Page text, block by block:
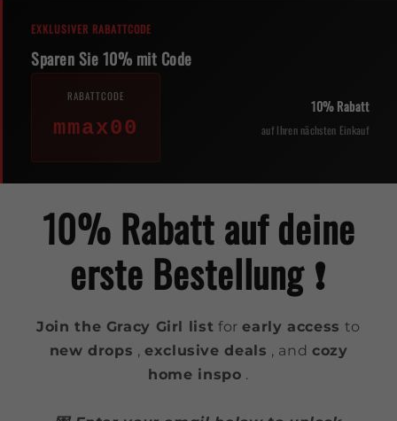
EXKLUSIVER RABATTCODE
Sparen Sie 10% mit Code
RABATTCODE
mmax00
10% Rabatt
auf Ihren nächsten Einkauf
10% Rabatt auf deine
erste Bestellung ❗️
Join the Gracy Girl list forearly access to
new drops ,exclusive deals , and cozy
home inspo .